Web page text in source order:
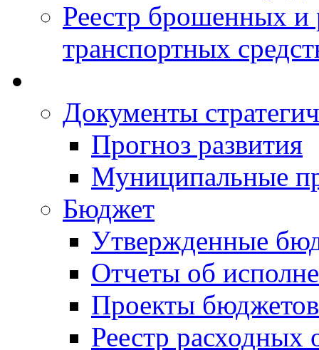
Реестр брошенных и
транспортных
Документы
Прогноз развития
Муниципальные
Бюджет
Утвержденные
Отчеты об
Проекты бюджетов
Реестр расходных